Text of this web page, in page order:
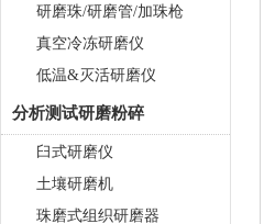
研磨珠/研磨管/加珠枪
真空冷冻研磨仪
低温&灭活研磨仪
分析测试研磨粉碎
臼式研磨仪
土壤研磨机
珠磨式组织研磨器